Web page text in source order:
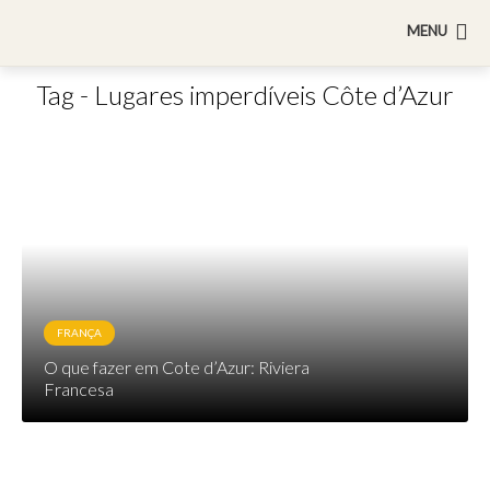
MENU
Tag - Lugares imperdíveis Côte d’Azur
FRANÇA
O que fazer em Cote d’Azur: Riviera
Francesa